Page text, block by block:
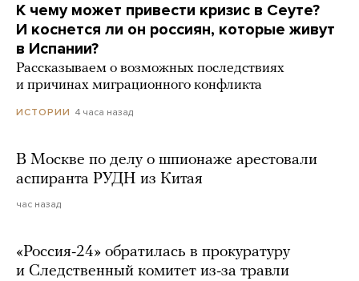
К чему может привести кризис в Сеуте?
И коснется ли он россиян, которые живут
в Испании?
Рассказываем о возможных последствиях
и причинах миграционного конфликта
ИСТОРИИ 4 часа назад
В Москве по делу о шпионаже арестовали
аспиранта РУДН из Китая
час назад
«Россия-24» обратилась в прокуратуру
и Следственный комитет из-за травли